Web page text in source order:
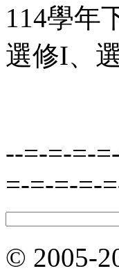
114學年
選修I、
--=-=-=-
=-=-=-=-
© 2005-